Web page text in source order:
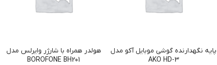
پایه نگهدارنده گوشی موبایل آکو مدل
AKO HD-3
هولدر همراه با شارژر وایرلس مدل
BOROFONE BH201